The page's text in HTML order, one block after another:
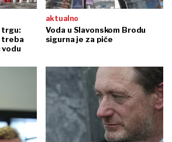
trgu:
treba
aktualno
Voda u Slavonskom Brodu
sigurna je za piće